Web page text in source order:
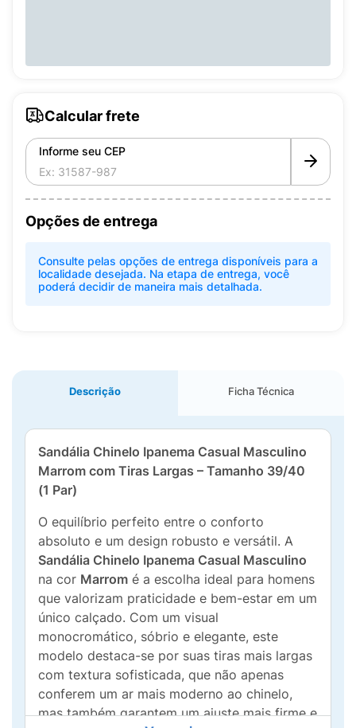
Calcular frete
Informe seu CEP
Opções de entrega
Consulte pelas opções de entrega disponíveis para a
localidade desejada. Na etapa de entrega, você
poderá decidir de maneira mais detalhada.
Descrição Ficha Técnica
Sandália Chinelo Ipanema Casual Masculino
Marrom com Tiras Largas – Tamanho 39/40
(1 Par)
O equilíbrio perfeito entre o conforto
absoluto e um design robusto e versátil. A
Sandália Chinelo Ipanema Casual Masculino
na cor Marrom é a escolha ideal para homens
que valorizam praticidade e bem-estar em um
único calçado. Com um visual
monocromático, sóbrio e elegante, este
modelo destaca-se por suas tiras mais largas
com textura sofisticada, que não apenas
conferem um ar mais moderno ao chinelo,
mas também garantem um ajuste mais firme e